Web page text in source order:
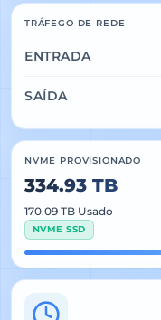
TRÁFEGO DE REDE
ENTRADA
SAÍDA
NVME PROVISIONADO
334.93 TB
170.09 TB Usado
NVME SSD